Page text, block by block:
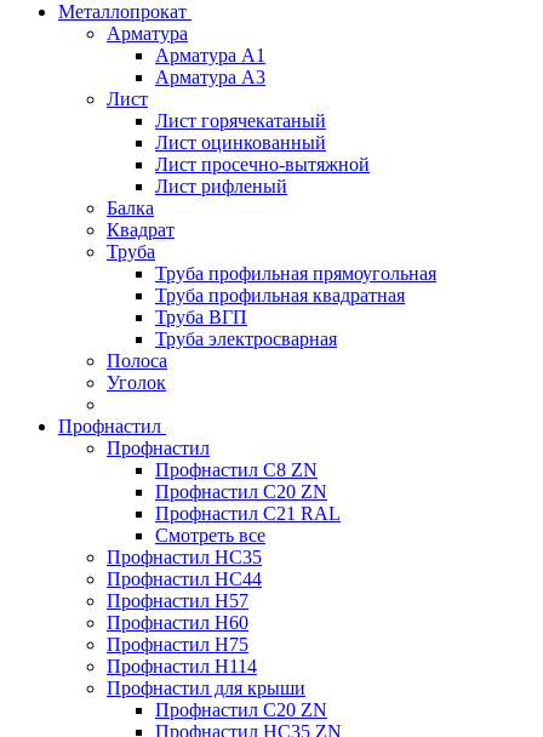
Металлопрокат
Арматура
Арматура А1
Арматура А3
Лист
Лист горячекатаный
Лист оцинкованный
Лист просечно-вытяжной
Лист рифленый
Балка
Квадрат
Труба
Труба профильная прямоугольная
Труба профильная квадратная
Труба ВГП
Труба электросварная
Полоса
Уголок
Профнастил
Профнастил
Профнастил С8 ZN
Профнастил С20 ZN
Профнастил С21 RAL
Смотреть все
Профнастил HC35
Профнастил HC44
Профнастил H57
Профнастил H60
Профнастил H75
Профнастил H114
Профнастил для крыши
Профнастил С20 ZN
Профнастил НС35 ZN